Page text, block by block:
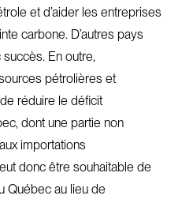
et d’aider les entreprises
carbone. D’autres pays
En outre,
pétrolières et
réduire le déficit
dont une partie non
importations
donc être souhaitable de
Québec au lieu de